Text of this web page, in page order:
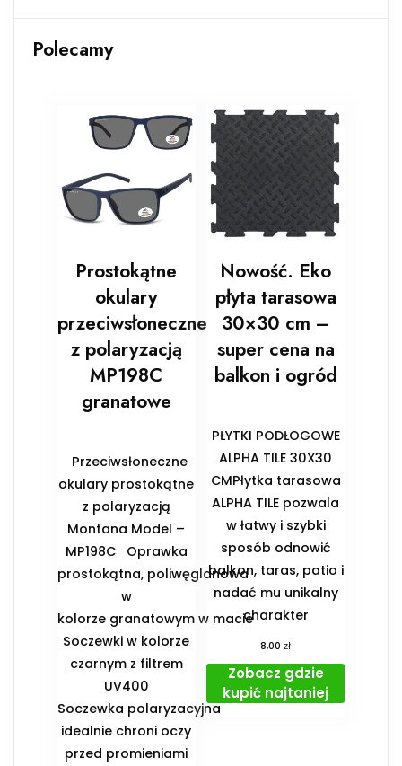
Polecamy
Prostokątne
okulary
przeciwsłoneczne
z polaryzacją
MP198C
granatowe
Przeciwsłoneczne
okulary prostokątne
z polaryzacją
Montana Model –
MP198C Oprawka
prostokątna, poliwęglanowa
w
kolorze granatowym w macie
Soczewki w kolorze
czarnym z filtrem
UV400
Soczewka polaryzacyjna
idealnie chroni oczy
przed promieniami
Nowość. Eko
płyta tarasowa
30×30 cm –
super cena na
balkon i ogród
PŁYTKI PODŁOGOWE
ALPHA TILE 30X30
CMPłytka tarasowa
ALPHA TILE pozwala
w łatwy i szybki
sposób odnowić
balkon, taras, patio i
nadać mu unikalny
charakter
8,00zł
Zobacz gdzie
kupić najtaniej